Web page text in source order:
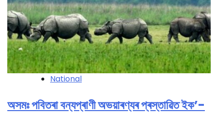
National
অসমঃ পবিতৰা বন্যপ্ৰাণী অভয়াৰণ্যৰ প্ৰস্তাৱিত ইক’-